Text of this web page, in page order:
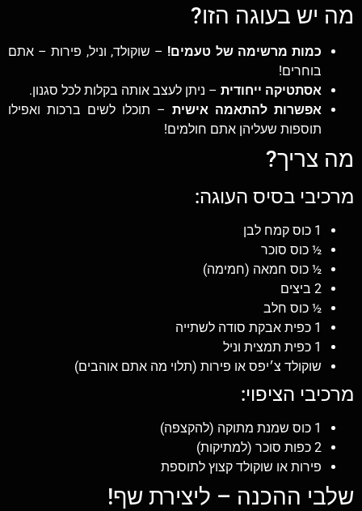
מה יש בעוגה הזו?
כמות מרשימה של טעמים! – שוקולד, וניל, פירות – אתם
בוחרים!
אסתטיקה ייחודית – ניתן לעצב אותה בקלות לכל סגנון.
אפשרות להתאמה אישית – תוכלו לשים ברכות ואפילו
תוספות שעליהן אתם חולמים!
מה צריך?
מרכיבי בסיס העוגה:
1 כוס קמח לבן
½ כוס סוכר
½ כוס חמאה (חמימה)
2 ביצים
½ כוס חלב
1 כפית אבקת סודה לשתייה
1 כפית תמצית וניל
שוקולד צ׳יפס או פירות (תלוי מה אתם אוהבים)
מרכיבי הציפוי:
1 כוס שמנת מתוקה (להקצפה)
2 כפות סוכר (למתיקות)
פירות או שוקולד קצוץ לתוספת
שלבי ההכנה – ליצירת שף!